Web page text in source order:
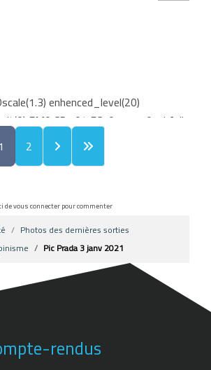
enhenced_level(20)
FM0 CR1.04 FC101111101: bfalic
a
c30 e02c2 0 034e
1326f192f10a 259 1330f19ff102
259 1344f1a9f101 259
125375d1e 33e1c21 02b 025 0 5
f282723 a 6 51a1c
2
de vous connecter pour commenter
Photos des dernières sorties
Pic Prada 3 janv 2021
rendus